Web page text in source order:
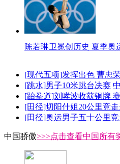
陈若琳卫冕创历史 夏季奥
[现代五项]发挥出色 曹忠
[跳水]男子10米跳台决赛
[跆拳道]刘哮波收获铜牌
[田径]切阳什姐20公里竞
[田径]奥运男子五十公里
中国骄傲>>>点击查看中国所有